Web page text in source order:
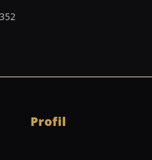
Profil